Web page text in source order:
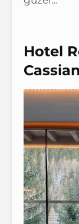
Hotel